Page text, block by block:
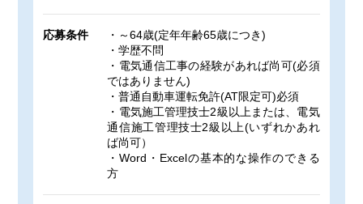
応募条件
・～64歳(定年年齢65歳につき)
・学歴不問
・電気通信工事の経験があれば尚可(必須
ではありません)
・普通自動車運転免許(AT限定可)必須
・電気施工管理技士2級以上または、電気
通信施工管理技士2級以上(いずれかあれ
ば尚可）
・Word・Excelの基本的な操作のできる
方